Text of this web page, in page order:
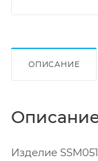
ОПИСАНИЕ
Изделие